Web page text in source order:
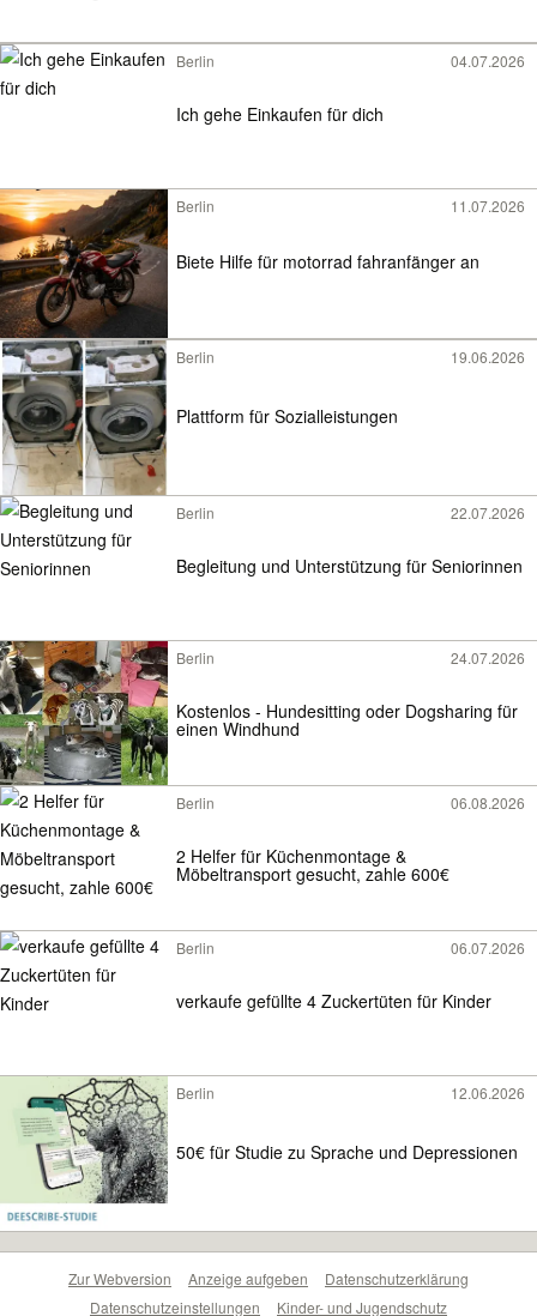
Berlin 04.07.2026
Ich gehe Einkaufen für dich
Berlin 11.07.2026
Biete Hilfe für motorrad fahranfänger an
Berlin 19.06.2026
Plattform für Sozialleistungen
Berlin 22.07.2026
Begleitung und Unterstützung für Seniorinnen
Berlin 24.07.2026
Kostenlos - Hundesitting oder Dogsharing für
einen Windhund
Berlin 06.08.2026
2 Helfer für Küchenmontage &
Möbeltransport gesucht, zahle 600€
Berlin 06.07.2026
verkaufe gefüllte 4 Zuckertüten für Kinder
Berlin 12.06.2026
50€ für Studie zu Sprache und Depressionen
Zur Webversion Anzeige aufgeben
Datenschutzerklärung
Datenschutzeinstellungen
Kinder- und Jugendschutz